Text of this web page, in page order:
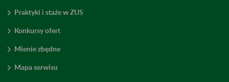
Praktyki i staże w ZUS
Konkursy ofert
Mienie zbędne
Mapa serwisu